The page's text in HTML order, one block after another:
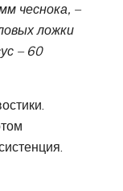
чеснока, –
ложки
– 60